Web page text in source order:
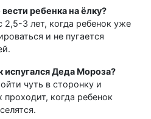
ребенка на ёлку?
3 лет, когда ребенок уже
и не пугается
испугался Деда Мороза?
чуть в сторонку и
когда ребенок